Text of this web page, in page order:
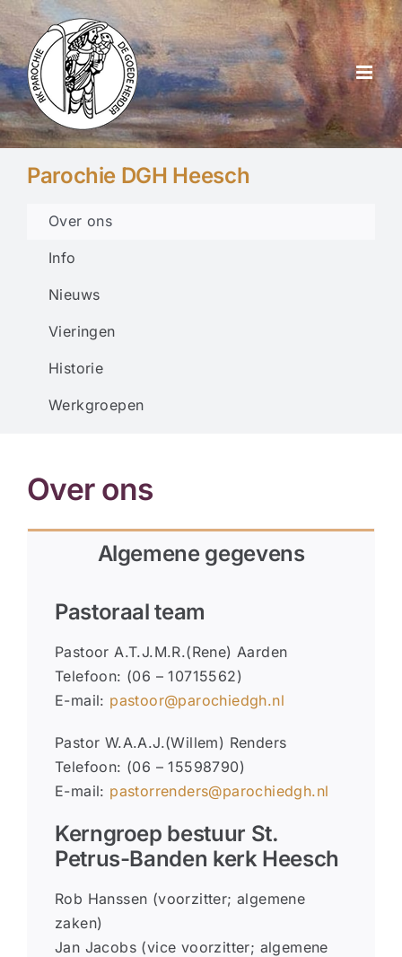
naar
inhoud
Parochie DGH Heesch
Over ons
Info
Nieuws
Vieringen
Historie
Werkgroepen
Over ons
Algemene gegevens
Pastoraal team
Pastoor A.T.J.M.R.(Rene) Aarden
Telefoon: (06 – 10715562)
E-mail: pastoor@parochiedgh.nl
Pastor W.A.A.J.(Willem) Renders
Telefoon: (06 – 15598790)
E-mail: pastorrenders@parochiedgh.nl
Kerngroep bestuur St.
Petrus-Banden kerk Heesch
Rob Hanssen (voorzitter; algemene
zaken)
Jan Jacobs (vice voorzitter; algemene